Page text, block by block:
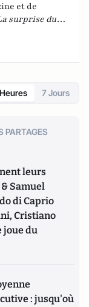
XXème siècle
et des conflits
de
et de
surprise du
7 Jours
PARTAGES
leurs
Samuel
di Caprio
Cristiano
joue du
: jusqu'où